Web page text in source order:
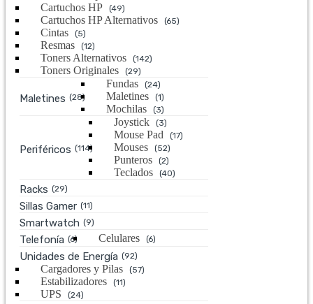
Cartuchos HP (49)
Cartuchos HP Alternativos (65)
Cintas (5)
Resmas (12)
Toners Alternativos (142)
Toners Originales (29)
Maletines (28)
Fundas (24)
Maletines (1)
Mochilas (3)
Periféricos (114)
Joystick (3)
Mouse Pad (17)
Mouses (52)
Punteros (2)
Teclados (40)
Racks (29)
Sillas Gamer (11)
Smartwatch (9)
Telefonía (6) Celulares (6)
Unidades de Energía (92)
Cargadores y Pilas (57)
Estabilizadores (11)
UPS (24)